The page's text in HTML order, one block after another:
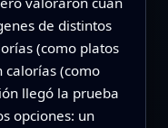
de distintos
(como platos
calorías (como
llegó la prueba
opciones: un